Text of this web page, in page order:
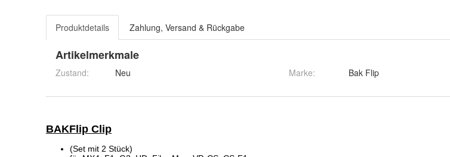
Produktdetails Zahlung, Versand & Rückgabe
Artikelmerkmale
Zustand: Neu Marke: Bak Flip